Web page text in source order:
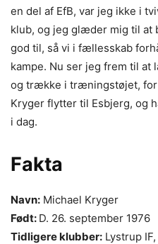
en del af EfB, var jeg ikke i
klub, og jeg glæder mig til at
god til, så vi i fællesskab
kampe. Nu ser jeg frem til
og trække i træningstøjet,
Kryger flytter til Esbjerg, og
i dag.
Fakta
Navn: Michael Kryger
Født: D. 26. september 1976
Tidligere klubber: Lystrup